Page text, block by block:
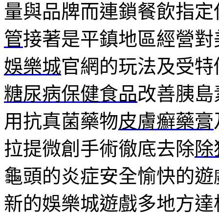
量與品牌而連鎖餐飲指
管接著是平鎮地區經營
娛樂城官網的玩法及受
糖尿病保健食品改善胰
用抗真菌藥物皮膚癬藥膏
拉提微創手術徹底去除
龜頭的炎症安全愉快的遊
新的娛樂城遊戲多地方